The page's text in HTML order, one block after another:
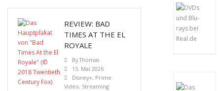
REVIEW: BAD
TIMES AT THE EL
ROYALE
ByThomas
15. Mai 2026
Disney+, Prime
Video, Streaming